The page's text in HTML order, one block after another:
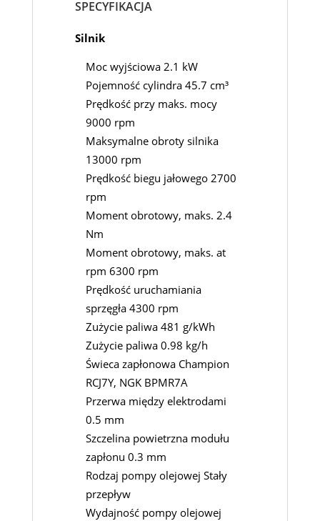
SPECYFIKACJA
Silnik
Moc wyjściowa 2.1 kW
Pojemność cylindra 45.7 cm³
Prędkość przy maks. mocy
9000 rpm
Maksymalne obroty silnika
13000 rpm
Prędkość biegu jałowego 2700
rpm
Moment obrotowy, maks. 2.4
Nm
Moment obrotowy, maks. at
rpm 6300 rpm
Prędkość uruchamiania
sprzęgła 4300 rpm
Zużycie paliwa 481 g/kWh
Zużycie paliwa 0.98 kg/h
Świeca zapłonowa Champion
RCJ7Y, NGK BPMR7A
Przerwa między elektrodami
0.5 mm
Szczelina powietrzna modułu
zapłonu 0.3 mm
Rodzaj pompy olejowej Stały
przepływ
Wydajność pompy olejowej